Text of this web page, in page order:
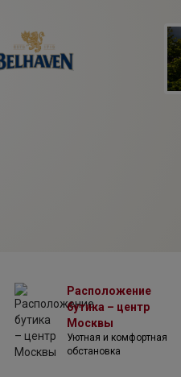
Расположение
бутика – центр
Москвы
Уютная и комфортная
обстановка